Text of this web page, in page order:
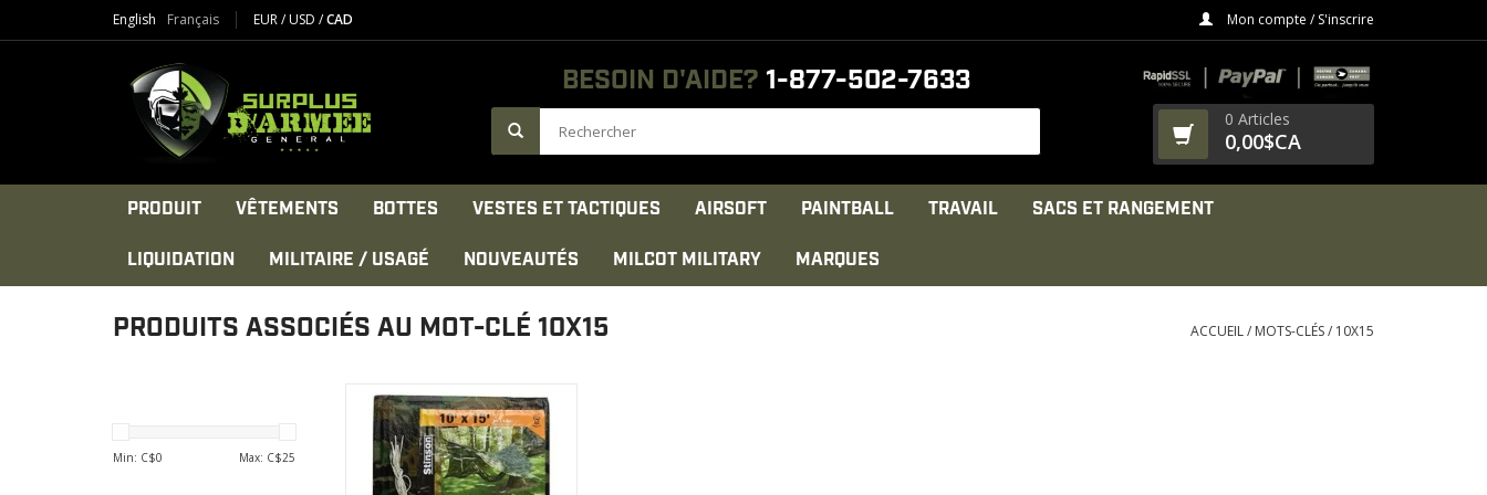
English Français EUR/USD /CAD Mon compte / S'inscrire
BESOIN D'AIDE? 1-877-502-7633
0 Articles
0,00$CA
PRODUIT VÊTEMENTS BOTTES VESTES ET TACTIQUES AIRSOFT PAINTBALL TRAVAIL SACS ET RANGEMENT
LIQUIDATION MILITAIRE / USAGÉ NOUVEAUTÉS MILCOT MILITARY MARQUES
PRODUITS ASSOCIÉS AU MOT-CLÉ 10X15 ACCUEIL/ MOTS-CLÉS/ 10X15
Min: C$0 Max: C$25
TOILE BÂCHE 10X15
POLYÉTHYLÈNE CAMOUFLAGE
STINSON
AFFICHER LE PRODUIT